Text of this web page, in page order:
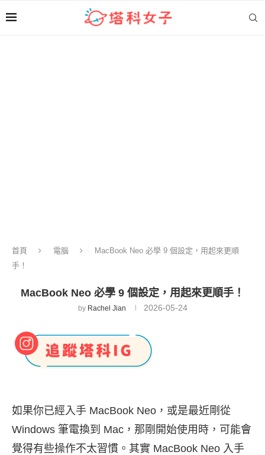
首頁 電腦
MacBook Neo 必學 9 個設定，用起來更順
手！
MacBook Neo 必學 9 個設定，用起來更順手！
by Rachel Jian 2026-05-24
如果你已經入手 MacBook Neo，或是最近剛從
Windows 筆電換到 Mac，那剛開始使用時，可能會
覺得有些操作不太習慣。其實 MacBook Neo 入手